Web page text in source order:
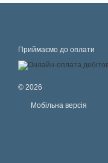
Приймаємо до оплати
© 2026
Мобільна версія